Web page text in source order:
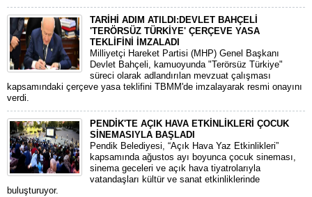
TARİHİ ADIM ATILDI:DEVLET BAHÇELİ
'TERÖRSÜZ TÜRKİYE' ÇERÇEVE YASA
TEKLİFİNİ İMZALADI
​Milliyetçi Hareket Partisi (MHP) Genel Başkanı
Devlet Bahçeli, kamuoyunda "Terörsüz Türkiye"
süreci olarak adlandırılan mevzuat çalışması
kapsamındaki çerçeve yasa teklifini TBMM'de imzalayarak resmi onayını
verdi.
PENDİK'TE AÇIK HAVA ETKİNLİKLERİ ÇOCUK
SİNEMASIYLA BAŞLADI
Pendik Belediyesi, “Açık Hava Yaz Etkinlikleri”
kapsamında ağustos ayı boyunca çocuk sineması,
sinema geceleri ve açık hava tiyatrolarıyla
vatandaşları kültür ve sanat etkinliklerinde
buluşturuyor.